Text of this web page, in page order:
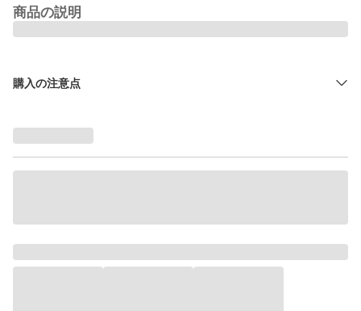
商品の説明
購入の注意点